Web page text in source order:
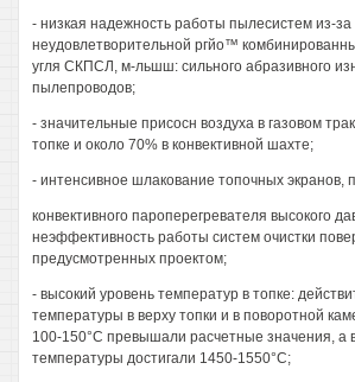
- низкая надежность работы пылесистем из-за
неудовлетворительной ргйо™
угля СКПСЛ, м-льшш: сильного абразивного
пылепроводов;
- значительные присосн воздуха в газовом
топке и около 70% в конвективной шахте;
- интенсивное шлакование топочных экранов,
конвективного пароперегревателя высокого
неэффективность работы систем очистки
предусмотренных проектом;
- высокий уровень температур в топке:
температуры в верху топки и в поворотной
100-150°С превышали расчетные значения, а
температуры достигали 1450-1550°С;